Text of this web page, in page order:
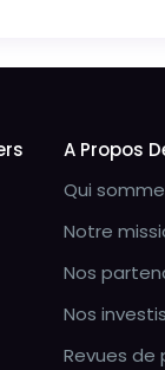
A Propos
Qui
Notre
Nos
Nos
Revues de